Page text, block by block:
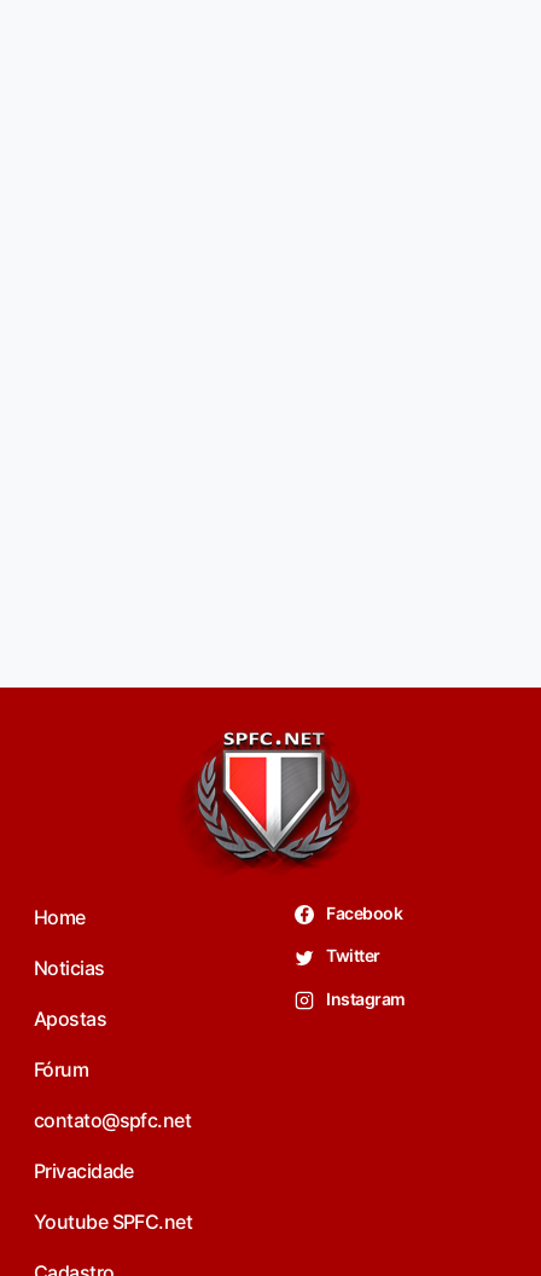
Home
Noticias
Apostas
Fórum
contato@spfc.net
Privacidade
Youtube SPFC.net
Facebook
Twitter
Instagram